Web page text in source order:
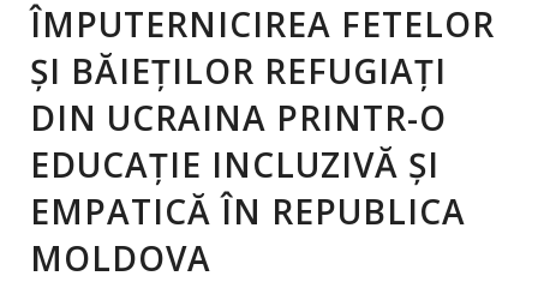
ÎMPUTERNICIREA FETELOR
ȘI BĂIEȚILOR REFUGIAȚI
DIN UCRAINA PRINTR-O
EDUCAȚIE INCLUZIVĂ ȘI
EMPATICĂ ÎN REPUBLICA
MOLDOVA